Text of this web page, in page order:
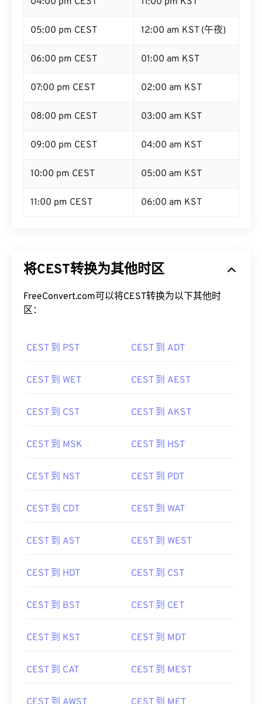
05:00 pm CEST 12:00 am KST (午夜)
06:00 pm CEST 01:00 am KST
07:00 pm CEST 02:00 am KST
08:00 pm CEST 03:00 am KST
09:00 pm CEST 04:00 am KST
10:00 pm CEST 05:00 am KST
11:00 pm CEST 06:00 am KST
将CEST转换为其他时区
FreeConvert.com可以将CEST转换为以下其他时
区：
CEST 到 PST CEST 到 ADT
CEST 到 WET CEST 到 AEST
CEST 到 CST CEST 到 AKST
CEST 到 MSK CEST 到 HST
CEST 到 NST CEST 到 PDT
CEST 到 CDT CEST 到 WAT
CEST 到 AST CEST 到 WEST
CEST 到 HDT CEST 到 CST
CEST 到 BST CEST 到 CET
CEST 到 KST CEST 到 MDT
CEST 到 CAT CEST 到 MEST